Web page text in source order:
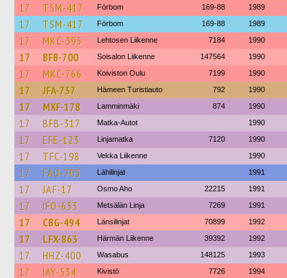
17 TSM-417 Förbom 169-88 1989
17 TSM-417 Förbom 169-88 1989
17 MKC-395 Lehtosen Liikenne 7184 1990
17 BFB-700 Soisalon Liikenne 147564 1990
17 MKC-766 Koiviston Oulu 7199 1990
17 JFA-737 Hämeen Turistiauto 792 1990
17 MXF-178 Lamminmäki 874 1990
17 BFB-317 Matka-Autot 1990
17 EFE-123 Linjamatka 7120 1990
17 TFC-198 Vekka Liikenne 1990
17 FAU-703 Lähilinjat 1991
17 JAF-17 Osmo Aho 22215 1991
17 IFO-633 Metsälän Linja 7269 1991
17 CBG-494 Länsilinjat 70899 1992
17 LFX-863 Härmän Liikenne 39392 1992
17 HHZ-400 Wasabus 148125 1993
17 IAY-534 Kivistö 7726 1994